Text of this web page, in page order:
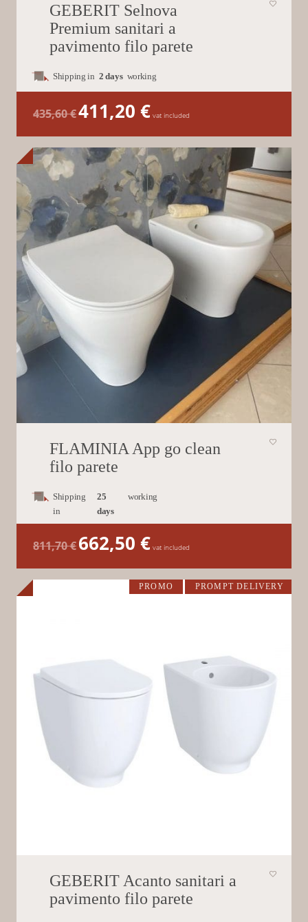
GEBERIT Selnova
Premium sanitari a
pavimento filo parete
Shipping in 2 days working
435,60€ Il
prezzo
originale
435,60 €.
411,20 €Il
prezzo
411,20 €.
vat included
FLAMINIA App go clean
filo parete
Shipping
in
25
days
working
811,70€ Il
prezzo
originale
811,70 €.
662,50 €Il
prezzo
662,50 €.
vat included
PROMO PROMPT DELIVERY
GEBERIT Acanto sanitari a
pavimento filo parete